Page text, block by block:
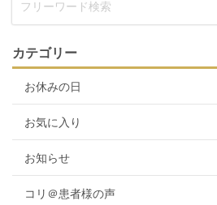
カテゴリー
お休みの日
お気に入り
お知らせ
コリ＠患者様の声